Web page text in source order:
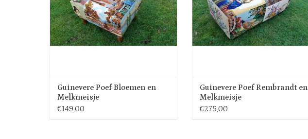
Guinevere Poef Bloemen en
Melkmeisje
€149,00
met dienbl
Guinevere Poef Rembrandt en
Melkmeisje
€275,00